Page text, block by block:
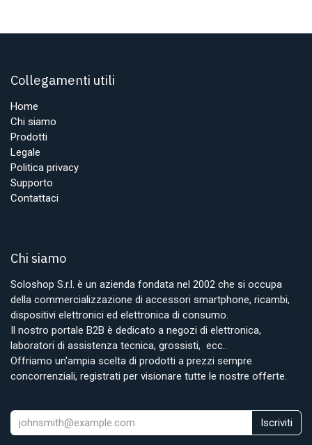
Collegamenti utili
Home
Chi siamo
Prodotti
Legale
Politica privacy
Supporto
Contattaci
Chi siamo
Soloshop S.r.l. è un azienda fondata nel 2002 che si occupa
della commercializzazione di accessori smartphone, ricambi,
dispositivi elettronici ed elettronica di consumo.
Il nostro portale B2B è dedicato a negozi di elettronica,
laboratori di assistenza tecnica, grossisti, ecc..
Offriamo un'ampia scelta di prodotti a prezzi sempre
concorrenziali, registrati per visionare tutte le nostre offerte.
Iscriviti